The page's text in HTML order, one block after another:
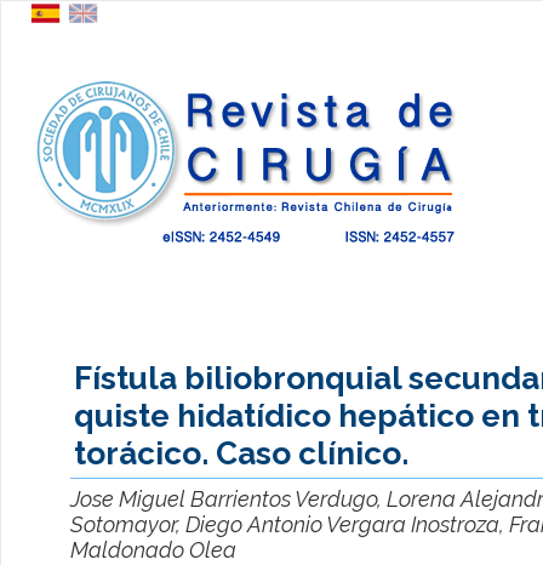
Fístula biliobronquial
quiste hidatídico hepático en
torácico. Caso clínico.
Jose Miguel Barrientos Verdugo, Lorena
Sotomayor, Diego Antonio Vergara Inostroza,
Maldonado Olea